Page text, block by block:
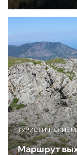
ТУРИСТИЧЕСКИЕ
Маршрут